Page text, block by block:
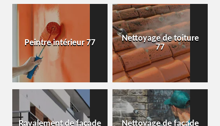
Peintre intérieur 77
Nettoyage de toiture
77
Ravalement de façade
Nettoyage de façade